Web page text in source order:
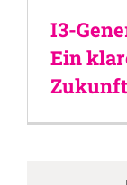
I3-
Ein
Zukunft